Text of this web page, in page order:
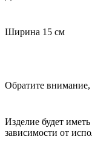
Ширина 15 см
Обратите
Изделие будет
зависимости от